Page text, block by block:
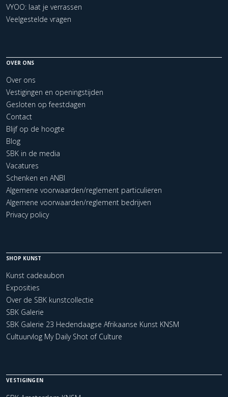
VYOO: laat je verrassen
Veelgestelde vragen
OVER ONS
Over ons
Vestigingen en openingstijden
Gesloten op feestdagen
Contact
Blijf op de hoogte
Blog
SBK in de media
Vacatures
Schenken en ANBI
Algemene voorwaarden/reglement particulieren
Algemene voorwaarden/reglement bedrijven
Privacy policy
SHOP KUNST
Kunst cadeaubon
Exposities
Over de SBK kunstcollectie
SBK Galerie
SBK Galerie 23 Hedendaagse Afrikaanse Kunst KNSM
Cultuurvlog My Daily Shot of Culture
VESTIGINGEN